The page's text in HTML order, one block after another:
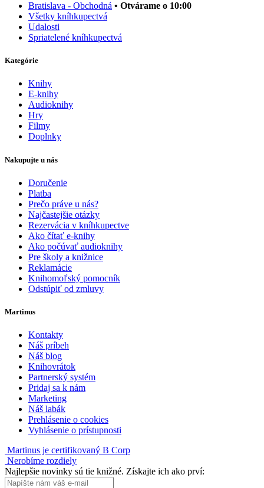
Bratislava - Obchodná • Otvárame o 10:00
Všetky kníhkupectvá
Udalosti
Spriatelené kníhkupectvá
Kategórie
Knihy
E-knihy
Audioknihy
Hry
Filmy
Doplnky
Nakupujte u nás
Doručenie
Platba
Prečo práve u nás?
Najčastejšie otázky
Rezervácia v kníhkupectve
Ako čítať e-knihy
Ako počúvať audioknihy
Pre školy a knižnice
Reklamácie
Knihomoľský pomocník
Odstúpiť od zmluvy
Martinus
Kontakty
Náš príbeh
Náš blog
Knihovrátok
Partnerský systém
Pridaj sa k nám
Marketing
Náš labák
Prehlásenie o cookies
Vyhlásenie o prístupnosti
Martinus je certifikovaný B Corp
Nerobíme rozdiely
Najlepšie novinky sú tie knižné. Získajte ich ako prví: